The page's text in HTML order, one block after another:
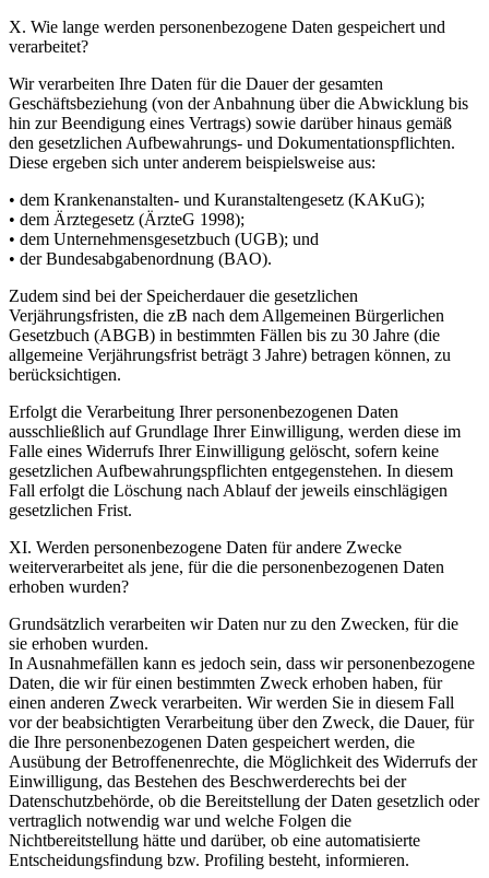
X. Wie lange werden personenbezogene Daten gespeichert und
verarbeitet?
Wir verarbeiten Ihre Daten für die Dauer der gesamten
Geschäftsbeziehung (von der Anbahnung über die Abwicklung bis
hin zur Beendigung eines Vertrags) sowie darüber hinaus gemäß
den gesetzlichen Aufbewahrungs- und Dokumentationspflichten.
Diese ergeben sich unter anderem beispielsweise aus:
• dem Krankenanstalten- und Kuranstaltengesetz (KAKuG);
• dem Ärztegesetz (ÄrzteG 1998);
• dem Unternehmensgesetzbuch (UGB); und
• der Bundesabgabenordnung (BAO).
Zudem sind bei der Speicherdauer die gesetzlichen
Verjährungsfristen, die zB nach dem Allgemeinen Bürgerlichen
Gesetzbuch (ABGB) in bestimmten Fällen bis zu 30 Jahre (die
allgemeine Verjährungsfrist beträgt 3 Jahre) betragen können, zu
berücksichtigen.
Erfolgt die Verarbeitung Ihrer personenbezogenen Daten
ausschließlich auf Grundlage Ihrer Einwilligung, werden diese im
Falle eines Widerrufs Ihrer Einwilligung gelöscht, sofern keine
gesetzlichen Aufbewahrungspflichten entgegenstehen. In diesem
Fall erfolgt die Löschung nach Ablauf der jeweils einschlägigen
gesetzlichen Frist.
XI. Werden personenbezogene Daten für andere Zwecke
weiterverarbeitet als jene, für die die personenbezogenen Daten
erhoben wurden?
Grundsätzlich verarbeiten wir Daten nur zu den Zwecken, für die
sie erhoben wurden.
In Ausnahmefällen kann es jedoch sein, dass wir personenbezogene
Daten, die wir für einen bestimmten Zweck erhoben haben, für
einen anderen Zweck verarbeiten. Wir werden Sie in diesem Fall
vor der beabsichtigten Verarbeitung über den Zweck, die Dauer, für
die Ihre personenbezogenen Daten gespeichert werden, die
Ausübung der Betroffenenrechte, die Möglichkeit des Widerrufs der
Einwilligung, das Bestehen des Beschwerderechts bei der
Datenschutzbehörde, ob die Bereitstellung der Daten gesetzlich oder
vertraglich notwendig war und welche Folgen die
Nichtbereitstellung hätte und darüber, ob eine automatisierte
Entscheidungsfindung bzw. Profiling besteht, informieren.